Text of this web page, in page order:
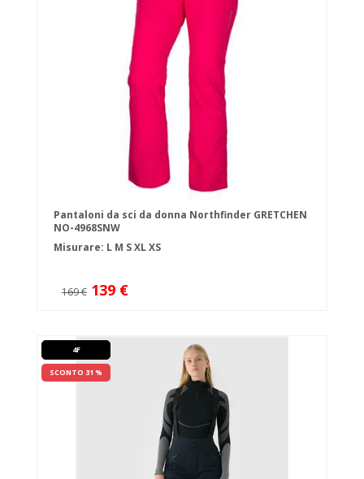
Pantaloni da sci da donna Northfinder GRETCHEN
NO-4968SNW
Misurare: L M SXLXS
169 € 139 €
4F
SCONTO 31 %